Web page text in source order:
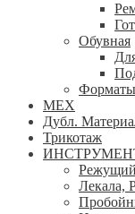
Обувная
Форматы
МЕХ
Дубл.
Трикотаж
Лекала,